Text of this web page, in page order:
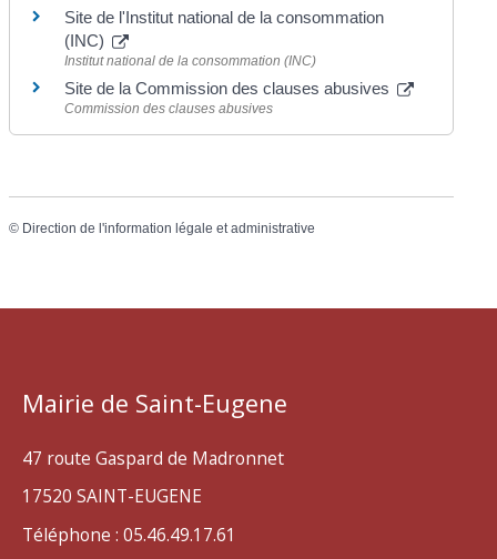
Site de l'Institut national de la consommation
(INC)
Institut national de la consommation (INC)
Site de la Commission des clauses abusives
Commission des clauses abusives
© Direction de l'information légale et administrative
Mairie de Saint-Eugene
47 route Gaspard de Madronnet
17520 SAINT-EUGENE
Téléphone : 05.46.49.17.61